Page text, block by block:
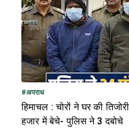
#अपराध
हिमाचल : चोरों ने घर की
हजार में बेचे- पुलिस ने 3 दबोचे